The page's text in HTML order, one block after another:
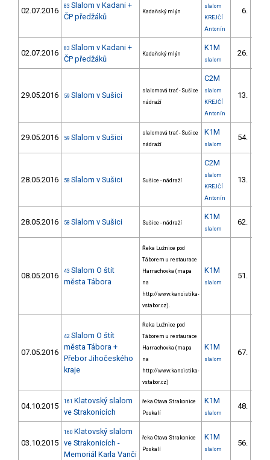
02.07.2016 83 Slalom v Kadani +
ČP předžáků
Kadaňský mlýn
slalom
KREJČÍ
Antonín
6.
02.07.2016 83 Slalom v Kadani +
ČP předžáků
Kadaňský mlýn
K1M
slalom
26.
29.05.2016 59 Slalom v Sušici
slalomová trať - Sušice
nádraží
C2M
slalom
KREJČÍ
Antonín
13.
29.05.2016 59 Slalom v Sušici
slalomová trať - Sušice
nádraží
K1M
slalom
54.
28.05.2016 58 Slalom v Sušici Sušice - nádraží
C2M
slalom
KREJČÍ
Antonín
13.
28.05.2016 58 Slalom v Sušici Sušice - nádraží
K1M
slalom
62.
08.05.2016 43 Slalom O štít
města Tábora
Řeka Lužnice pod
Táborem u restaurace
Harrachovka (mapa
na
http://www.kanoistika-
vstabor.cz).
K1M
slalom
51.
07.05.2016
42 Slalom O štít
města Tábora +
Přebor Jihočeského
kraje
Řeka Lužnice pod
Táborem u restaurace
Harrachovka (mapa
na
http://www.kanoistika-
vstabor.cz)
K1M
slalom
67.
04.10.2015 161 Klatovský slalom
ve Strakonicích
řeka Otava Strakonice
Poskalí
K1M
slalom
48.
03.10.2015
160 Klatovský slalom
ve Strakonicích -
Memoriál Karla Vanči
řeka Otava Strakonice
Poskalí
K1M
slalom
56.